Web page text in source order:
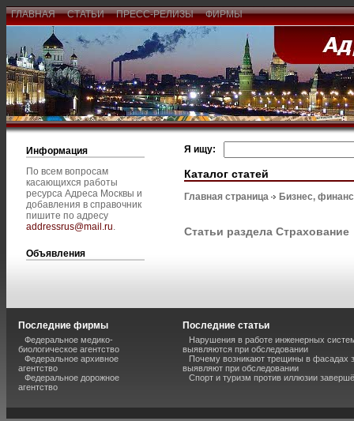
ГЛАВНАЯ СТАТЬИ ПРЕСС-РЕЛИЗЫ ФИРМЫ
Информация
По всем вопросам
касающихся работы
ресурса Адреса Москвы и
добавления в справочник
пишите по адресу
addressrus@mail.ru.
Объявления
Я ищу:
Каталог статей
Главная страница Бизнес,
Статьи раздела Страхование
Последние фирмы
Федеральное медико-
биологическое агентство
Федеральное архивное
агентство
Федеральное дорожное
агентство
Последние статьи
Нарушения в работе инженерных
выявляются при обследовании
Почему возникают трещины в фасадах
выявляют при обследовании
Спорт и туризм против иллюзии